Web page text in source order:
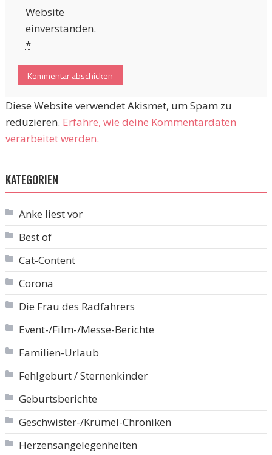
Website
einverstanden.
*
Diese Website verwendet Akismet, um Spam zu
reduzieren. Erfahre, wie deine Kommentardaten
verarbeitet werden.
KATEGORIEN
Anke liest vor
Best of
Cat-Content
Corona
Die Frau des Radfahrers
Event-/Film-/Messe-Berichte
Familien-Urlaub
Fehlgeburt / Sternenkinder
Geburtsberichte
Geschwister-/Krümel-Chroniken
Herzensangelegenheiten